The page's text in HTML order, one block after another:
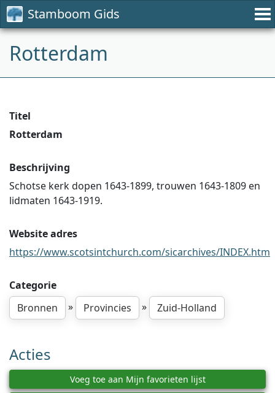
Stamboom Gids
Rotterdam
Titel
Rotterdam
Beschrijving
Schotse kerk dopen 1643-1899, trouwen 1643-1809 en
lidmaten 1643-1919.
Website adres
https://www.scotsintchurch.com/sicarchives/INDEX.htm
Categorie
Bronnen
» Provincies » Zuid-Holland
Acties
Voeg toe aan Mijn favorieten lijst